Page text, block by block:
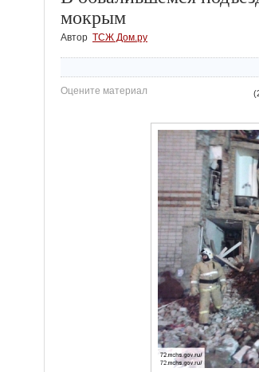
мокрым
Автор ТСЖ Дом.ру
Оцените материал